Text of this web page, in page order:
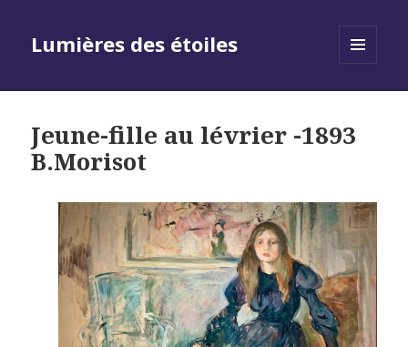
Lumières des étoiles
Jeune-fille au lévrier -1893
B.Morisot